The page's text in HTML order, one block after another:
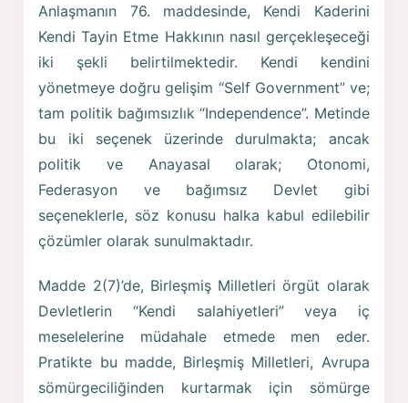
Anlaşmanın 76. maddesinde, Kendi Kaderini
Kendi Tayin Etme Hakkının nasıl gerçekleşeceği
iki şekli belirtilmektedir. Kendi kendini
yönetmeye doğru gelişim “Self Government” ve;
tam politik bağımsızlık “Independence”. Metinde
bu iki seçenek üzerinde durulmakta; ancak
politik ve Anayasal olarak; Otonomi,
Federasyon ve bağımsız Devlet gibi
seçeneklerle, söz konusu halka kabul edilebilir
çözümler olarak sunulmaktadır.
Madde 2(7)’de, Birleşmiş Milletleri örgüt olarak
Devletlerin “Kendi salahiyetleri” veya iç
meselelerine müdahale etmede men eder.
Pratikte bu madde, Birleşmiş Milletleri, Avrupa
sömürgeciliğinden kurtarmak için sömürge